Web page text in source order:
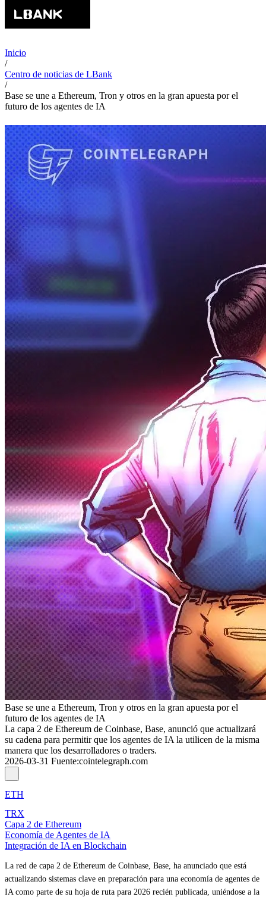
Inicio
/
Centro de noticias de LBank
/
Base se une a Ethereum, Tron y otros en la gran apuesta por el
futuro de los agentes de IA
Base se une a Ethereum, Tron y otros en la gran apuesta por el
futuro de los agentes de IA
La capa 2 de Ethereum de Coinbase, Base, anunció que actualizará
su cadena para permitir que los agentes de IA la utilicen de la misma
manera que los desarrolladores o traders.
2026-03-31 Fuente:cointelegraph.com
ETH
TRX
Capa 2 de Ethereum
Economía de Agentes de IA
Integración de IA en Blockchain
La red de capa 2 de Ethereum de Coinbase, Base, ha anunciado que está
actualizando sistemas clave en preparación para una economía de agentes de
IA como parte de su hoja de ruta para 2026 recién publicada, uniéndose a la